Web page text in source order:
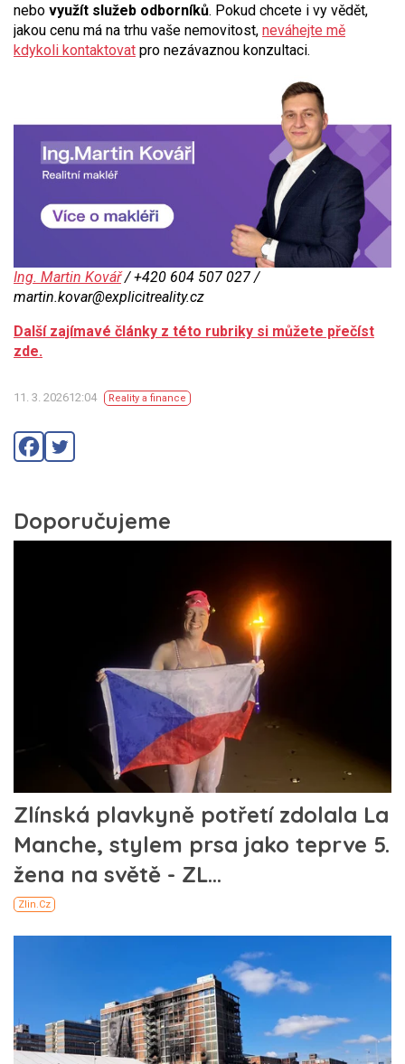
nebo využít služeb odborníků. Pokud chcete i vy vědět,
jakou cenu má na trhu vaše nemovitost, neváhejte mě
kdykoli kontaktovat pro nezávaznou konzultaci.
Ing. Martin Kovář/ +420 604 507 027 /
martin.kovar@explicitreality.cz
Další zajímavé články z této rubriky si můžete přečíst
zde.
11. 3. 202612:04 Reality a finance